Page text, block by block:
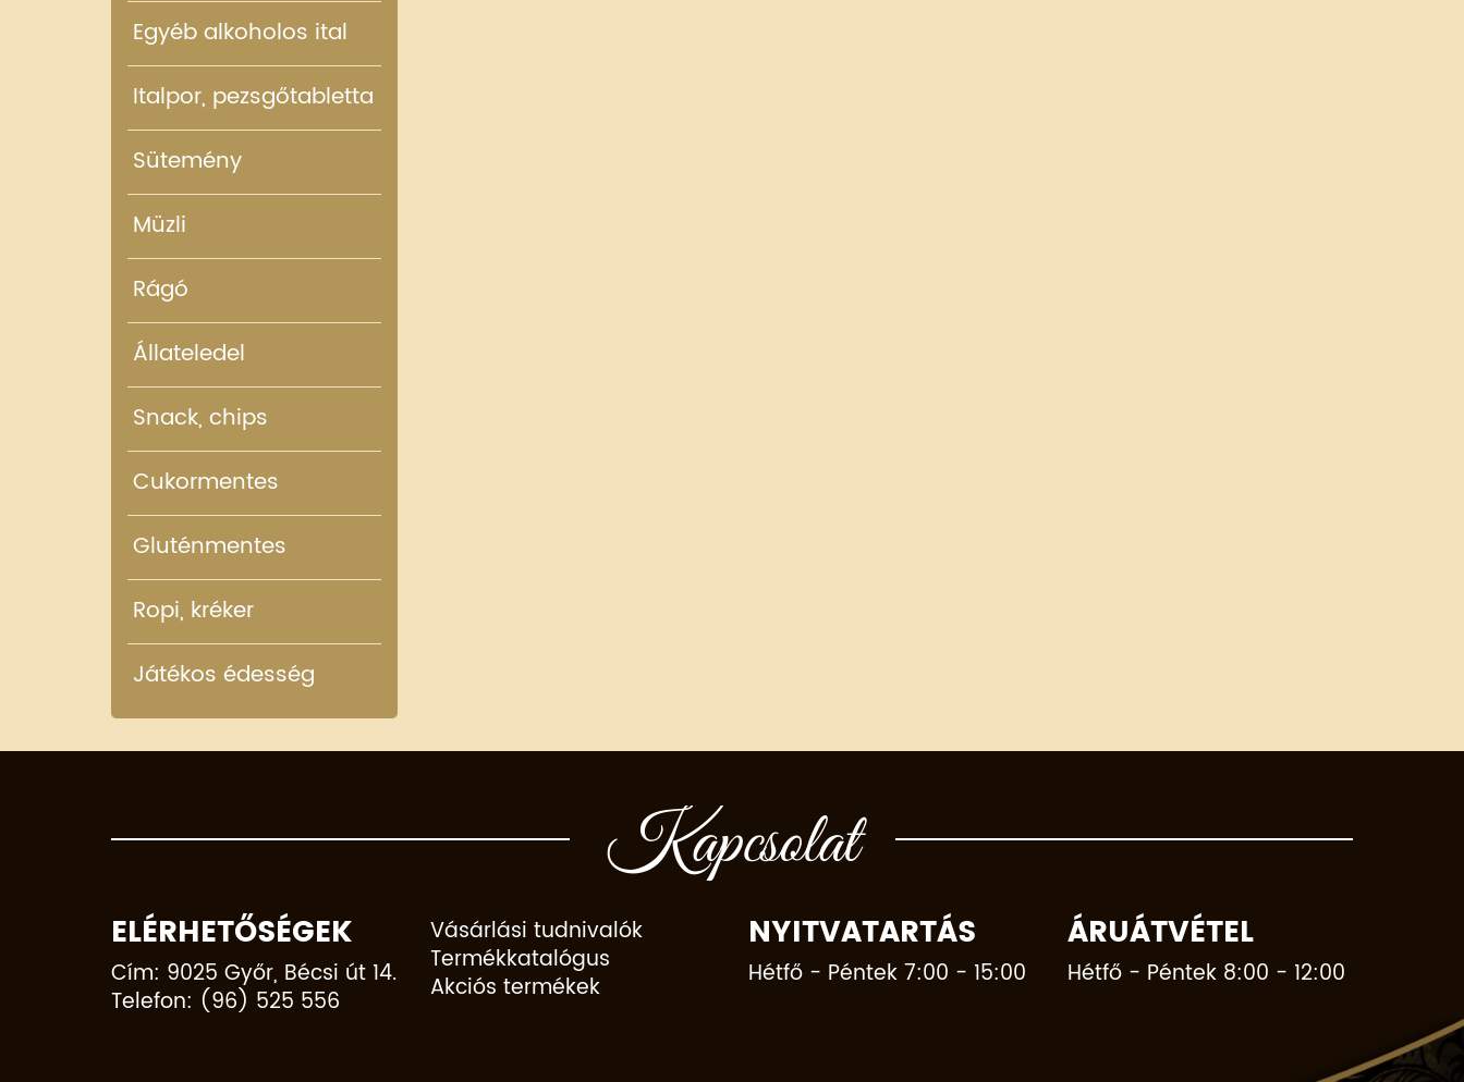
Egyéb alkoholos ital
Italpor, pezsgőtabletta
Sütemény
Müzli
Rágó
Állateledel
Snack, chips
Cukormentes
Gluténmentes
Ropi, kréker
Játékos édesség
Kapcsolat
ELÉRHETŐSÉGEK
Cím: 9025 Győr, Bécsi út 14.
Telefon: (96) 525 556
Vásárlási tudnivalók
Termékkatalógus
Akciós termékek
NYITVATARTÁS
Hétfő - Péntek 7:00 - 15:00
ÁRUÁTVÉTEL
Hétfő - Péntek 8:00 - 12:00